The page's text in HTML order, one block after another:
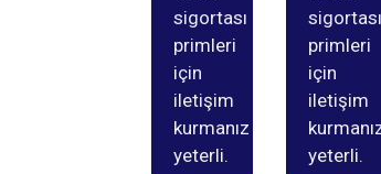
sigortası
primleri
için
iletişim
kurmanız
yeterli.
sigortası
primleri
için
iletişim
yeterli.